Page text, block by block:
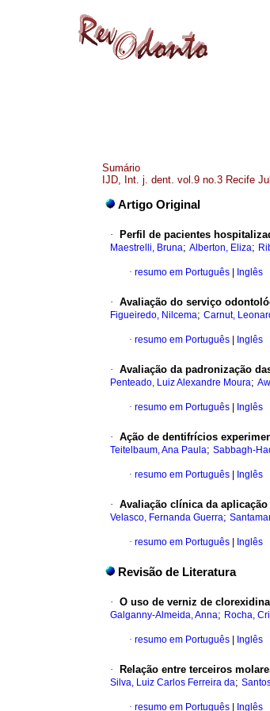
Sumário
IJD, Int. j. dent. vol.9 no.3 Recife
Artigo Original
· Perfil de pacientes
Maestrelli, Bruna; Alberton, Eliza;
· resumo em Português Inglês
· Avaliação do serviço
Figueiredo, Nilcema; Carnut,
· resumo em Português Inglês
· Avaliação da padronização
Penteado, Luiz Alexandre Moura;
· resumo em Português Inglês
· Ação de dentifrícios
Teitelbaum, Ana Paula; Sabbagh-
· resumo em Português Inglês
· Avaliação clínica da
Velasco, Fernanda Guerra;
· resumo em Português Inglês
Revisão de Literatura
· O uso de verniz de
Galganny-Almeida, Anna; Rocha,
· resumo em Português Inglês
· Relação entre terceiros
Silva, Luiz Carlos Ferreira da;
· resumo em Português Inglês